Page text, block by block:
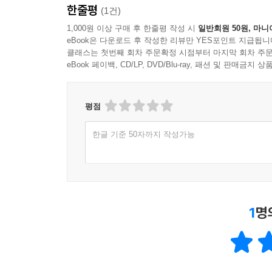
한줄평 (1건)
1,000원 이상 구매 후 한줄평 작성 시 일반회원 50원, 마니
eBook은 다운로드 후 작성한 리뷰만 YES포인트 지급됩니
클래스는 첫번째 회차 주문확정 시점부터 마지막 회차 주
eBook 페이백, CD/LP, DVD/Blu-ray, 패션 및 판매금지 상
평점
한글 기준 50자까지 작성가능
1명